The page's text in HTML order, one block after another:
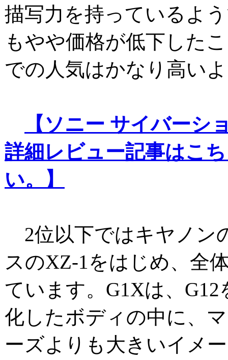
描写力を持っているよ
もやや価格が低下した
での人気はかなり高い
【ソニー サイバーシ
詳細レビュー記事はこ
い。】
2位以下ではキヤノン
スのXZ-1をはじめ、全
ています。G1Xは、
化したボディの中に、
ーズよりも大きいイメ